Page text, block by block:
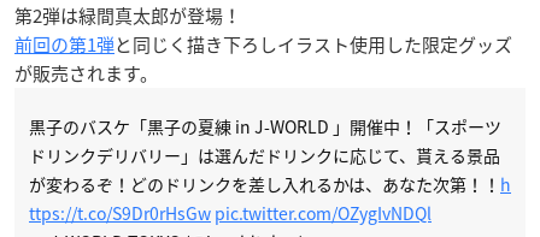
第2弾は緑間真太郎が登場！
前回の第1弾と同じく描き下ろしイラスト使用した限定グッズ
が販売されます。
黒子のバスケ「黒子の夏練 in J-WORLD 」開催中！「スポーツ
ドリンクデリバリー」は選んだドリンクに応じて、貰える景品
が変わるぞ！どのドリンクを差し入れるかは、あなた次第！！ h
ttps://t.co/S9Dr0rHsGw pic.twitter.com/OZygIvNDQl